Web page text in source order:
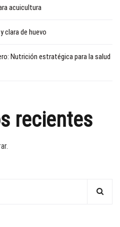
acuicultura
clara de huevo
Nutrición estratégica para la salud
recientes